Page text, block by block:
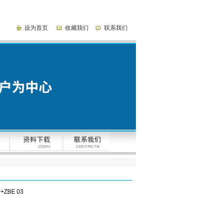
设为首页 收藏我们 联系我们
03